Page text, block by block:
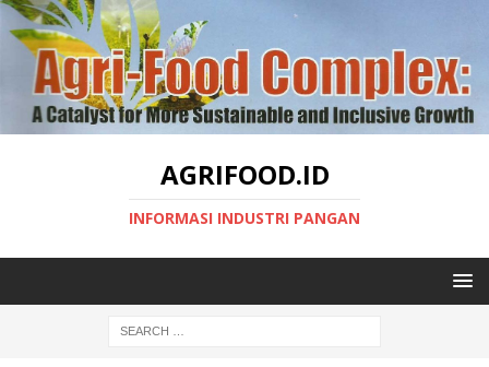
AGRIFOOD.ID
INFORMASI INDUSTRI PANGAN